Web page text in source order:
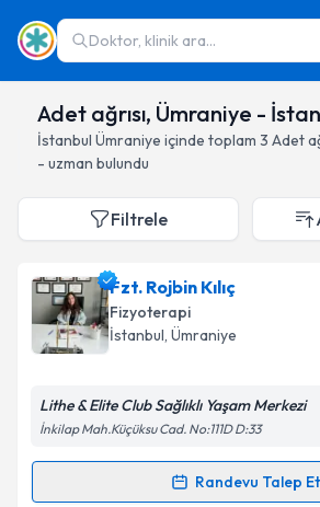
Doktor, klinik ara...
Adet ağrısı, Ümraniye -
İstanbul Ümraniye içinde toplam 3 Adet
- uzman bulundu
Filtrele
Fzt. Rojbin Kılıç
Fizyoterapi
İstanbul, Ümraniye
Lithe & Elite Club Sağlıklı Yaşam Merkezi
İnkilap Mah.Küçüksu Cad. No:111D D:33
Randevu Talep Et
Randevu Takvimi Talebi